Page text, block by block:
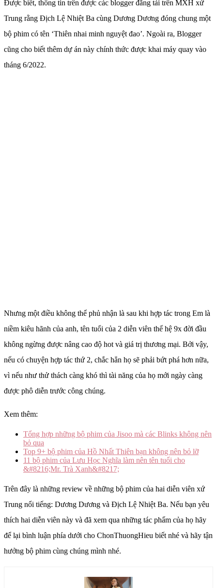
Được biết, thông tin trên được các blogger đăng tải trên MXH xứ
Trung rằng Địch Lệ Nhiệt Ba cùng Dương Dương đóng chung một
bộ phim có tên ‘Thiên nhai minh nguyệt đao’. Ngoài ra, Blogger
cũng cho biết thêm dự án này chính thức được khai máy quay vào
tháng 6/2022.
Nhưng một điều không thể phủ nhận là sau khi hợp tác trong Em là
niềm kiêu hãnh của anh, tên tuổi của 2 diễn viên thế hệ 9x đời đầu
không ngừng được nâng cao độ hot và giá trị thương mại. Bởi vậy,
nếu có chuyện hợp tác thứ 2, chắc hẳn họ sẽ phải bứt phá hơn nữa,
vì nếu như thử thách càng khó thì tài năng của họ mới ngày càng
được phô diễn trước công chúng.
Xem thêm:
Tổng hợp những bộ phim của Jisoo mà các Blinks không nên
bỏ qua
Top 9+ bộ phim của Hồ Nhất Thiên bạn không nên bỏ lỡ
11 bộ phim của Lưu Học Nghĩa làm nên tên tuổi cho
&#8216;Mr. Trà Xanh&#8217;
Trên đây là những review về những bộ phim của hai diễn viên xứ
Trung nổi tiếng: Dương Dương và Địch Lệ Nhiệt Ba. Nếu bạn yêu
thích hai diễn viên này và đã xem qua những tác phẩm của họ hãy
để lại bình luận phía dưới cho ChonThuongHieu biết nhé và hãy tận
hưởng bộ phim cùng chúng mình nhé.